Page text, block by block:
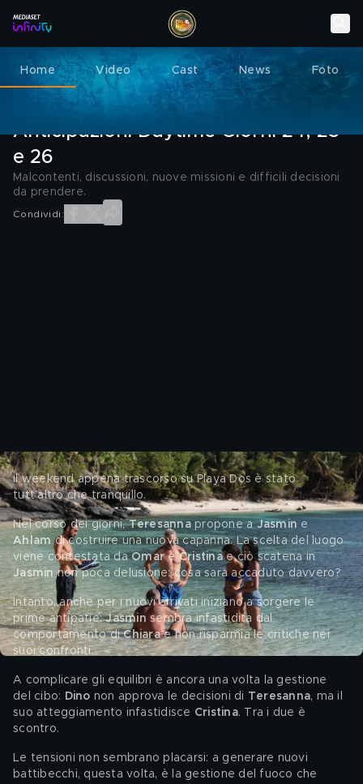
Home Video Cast News Foto
L'ISOLA DEI FAMOSI
Anticipazioni Daytime Giorni 24, 25
e 26
Malcontenti, discussioni, nuove missioni e difficili decisioni
da prendere.
Condividi:
Il weekend appena trascorso su Playa Dos è stato
tutt’altro che tranquillo.
Nel corso dei giorni, Teresanna propone a Jasmin e
Ahlam di costruire una nuova capanna. La scelta del luogo
viene contestata da Omar e Cristina e ciò scatena in
Jasmin non poca delusione: cosa sarà accaduto davvero?
Intanto, anche per i nuovi arrivati iniziano a sorgere le
prime antipatie: Jasmin sembra infastidita dal
comportamento di Chiara e non risparmia le critiche nei
suoi confronti.
A complicare gli equilibri è ancora una volta la gestione
del cibo: Dino non approva le decisioni di Teresanna, ma il
suo atteggiamento infastidisce Cristina. Tra i due è
scontro.
Le tensioni non sembrano placarsi: a generare nuovi
battibecchi, questa volta, è la gestione del fuoco che